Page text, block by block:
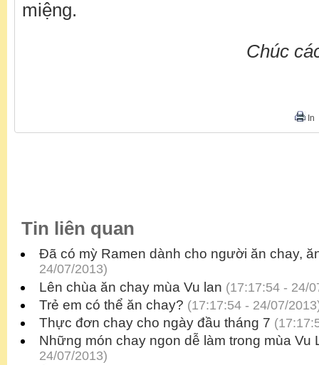
miệng.
Chúc
In
Tin liên quan
Đã có mỳ Ramen dành cho người ăn chay,
24/07/2013)
Lên chùa ăn chay mùa Vu lan (17:17:54 - 24/
Trẻ em có thể ăn chay? (17:17:54 - 24/07/
Thực đơn chay cho ngày đầu tháng 7
Những món chay ngon dễ làm trong mùa Vu
24/07/2013)